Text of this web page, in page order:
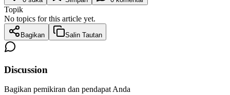
Topik
No topics for this article yet.
Bagikan Salin Tautan
Discussion
Bagikan pemikiran dan pendapat Anda